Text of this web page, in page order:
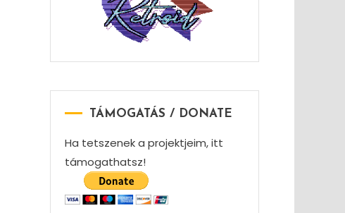
TÁMOGATÁS / DONATE
Ha tetszenek a projektjeim, itt
támogathatsz!